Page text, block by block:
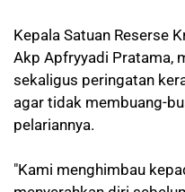
Kepala Satuan Reserse
Akp Apfryyadi Pratama,
sekaligus peringatan
agar tidak membuang-
pelariannya.
"Kami menghimbau